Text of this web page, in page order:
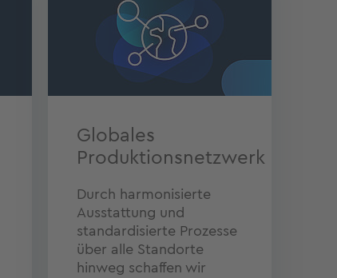
Globales
Produktionsnetzwerk
Durch harmonisierte
Ausstattung und
standardisierte Prozesse
über alle Standorte
hinweg schaffen wir